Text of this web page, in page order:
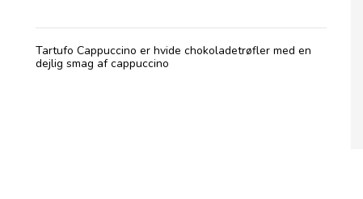
Tartufo Cappuccino er hvide chokoladetrøfler med en
dejlig smag af cappuccino